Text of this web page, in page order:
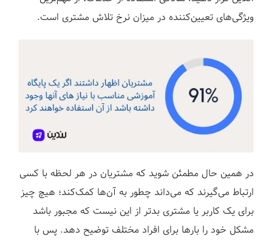
ویژگی‌های تعیین‌کننده در میزان نرخ تلاش مشتری است.
در همین حال مطمئن شوید که مشتریان در هر لحظه با کسی
ارتباط می‌گیرند که می‌داند چطور به آن‌ها کمک‌کند؛ هیچ چیز
برای یک کاربر یا مشتری بدتر از این نیست که مجبور باشد
مشکل خود را بارها برای افراد مختلف توضیح دهد. پس با